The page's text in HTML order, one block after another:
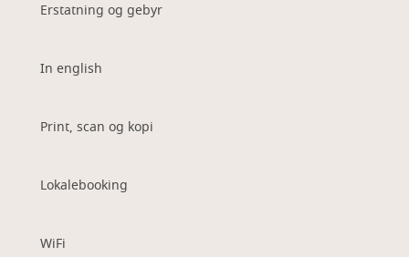
Erstatning og gebyr
In english
Print, scan og kopi
Lokalebooking
WiFi